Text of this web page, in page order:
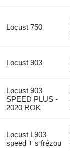
Locust 750
Locust 903
Locust 903
SPEED PLUS -
2020 ROK
Locust L903
speed + s frézou